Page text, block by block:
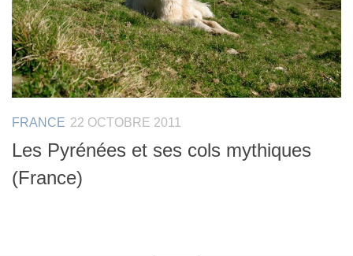
FRANCE 22 OCTOBRE 2011
Les Pyrénées et ses cols mythiques
(France)